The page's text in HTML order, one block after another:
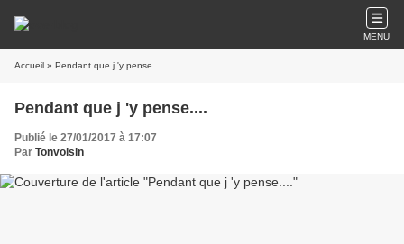
MENU
Accueil » Pendant que j 'y pense....
Pendant que j 'y pense....
Publié le 27/01/2017 à 17:07
Par Tonvoisin